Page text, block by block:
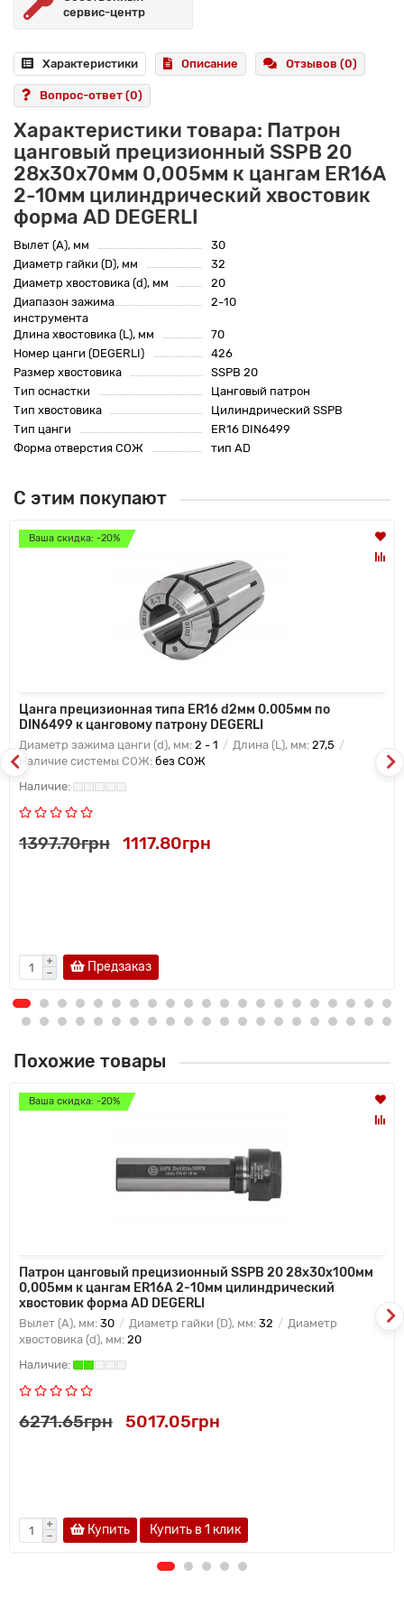
сервис-центр
Характеристики Описание Отзывов (0)
Вопрос-ответ (0)
Характеристики товара: Патрон
цанговый прецизионный SSPB 20
28x30x70мм 0,005мм к цангам ER16A
2-10мм цилиндрический хвостовик
форма AD DEGERLI
Вылет (A), мм
30
Диаметр гайки (D), мм
32
Диаметр хвостовика (d), мм
20
Диапазон зажима
инструмента
2-10
Длина хвостовика (L), мм
70
Номер цанги (DEGERLI)
426
Размер хвостовика
SSPB 20
Тип оснастки
Цанговый патрон
Тип хвостовика
Цилиндрический SSPB
Тип цанги
ER16 DIN6499
Форма отверстия СОЖ
тип AD
С этим покупают
Ваша скидка: -20%
Цанга прецизионная типа ER16 d2мм 0.005мм по
DIN6499 к цанговому патрону DEGERLI
Диаметр зажима цанги (d), мм: 2 - 1 Длина (L), мм: 27,5
Наличие системы СОЖ: без СОЖ
1397.70грн 1117.80грн
Предзаказ
Похожие товары
Ваша скидка: -20%
Патрон цанговый прецизионный SSPB 20 28x30x100мм
0,005мм к цангам ER16A 2-10мм цилиндрический
хвостовик форма AD DEGERLI
Вылет (A), мм: 30 Диаметр гайки (D), мм: 32
Диаметр
хвостовика (d), мм: 20
6271.65грн 5017.05грн
Купить Купить в 1 клик